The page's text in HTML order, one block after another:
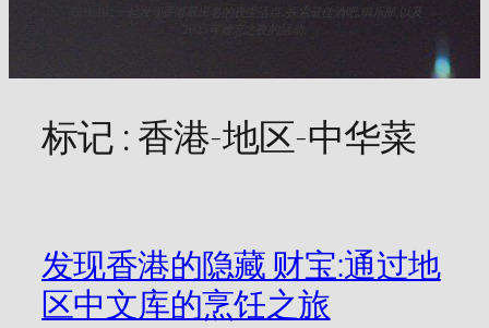
与HK Baz一起发现香港最出名的夜生活点. 探索最佳酒吧,俱乐部,以及
2025年难忘之夜的活动.
标记 :香港-地区-中华菜
发现香港的隐藏 财宝:通过地
区中文库的烹饪之旅